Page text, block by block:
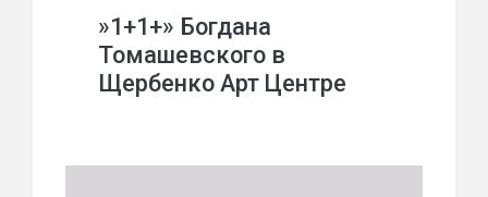
»1+1+» Богдана
Томашевского в
Щербенко Арт Центре